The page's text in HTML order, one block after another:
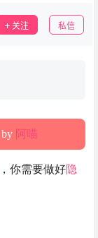
关注 私信
阿喵
，你需要做好隐